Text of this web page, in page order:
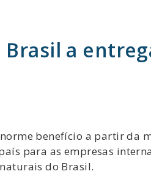
a
benefício a partir da
para as empresas
do Brasil.